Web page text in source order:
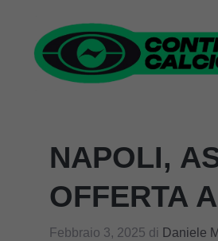
contenuto
NAPOLI,
OFFERTA
Febbraio 3, 2025 di Daniele